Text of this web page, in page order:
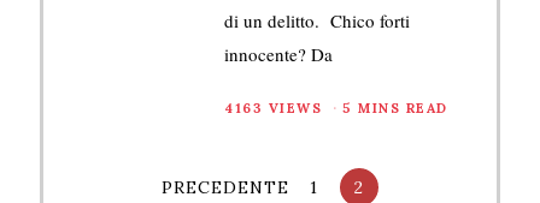
di un delitto. Chico forti
innocente? Da
4163 VIEWS 5 MINS READ
PRECEDENTE 1 2